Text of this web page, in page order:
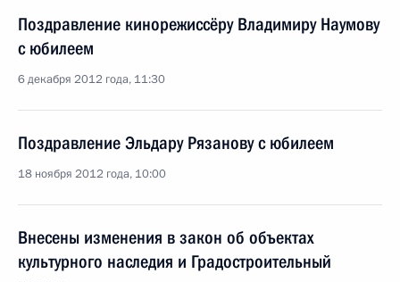
Поздравление кинорежиссёру Владимиру Наумову
с юбилеем
6 декабря 2012 года, 11:30
Поздравление Эльдару Рязанову с юбилеем
18 ноября 2012 года, 10:00
Внесены изменения в закон об объектах
культурного наследия и Градостроительный